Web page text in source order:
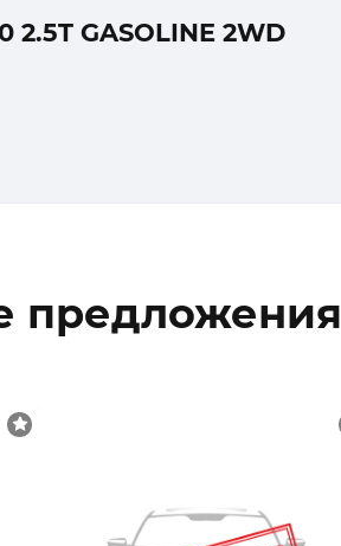
GASOLINE 2WD
предложения